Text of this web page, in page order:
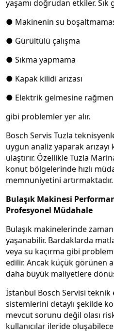
yaşamı doğrudan etkiler.
● Makinenin su
● Gürültülü çalışma
● Sıkma yapmama
● Kapak kilidi arızası
● Elektrik gelmesine rağmen
gibi problemler yer alır.
Bosch Servis Tuzla
uygun analiz yaparak arızayı
ulaştırır. Özellikle Tuzla
konut bölgelerinde hızlı
memnuniyetini artırmaktadır.
Bulaşık Makinesi
Profesyonel Müdahale
Bulaşık makinelerinde
yaşanabilir. Bardaklarda
veya su kaçırma gibi
edilir. Ancak küçük görünen
daha büyük maliyetlere
İstanbul Bosch Servisi teknik
sistemlerini detaylı şekilde
mevcut sorunu değil olası
kullanıcılar ileride